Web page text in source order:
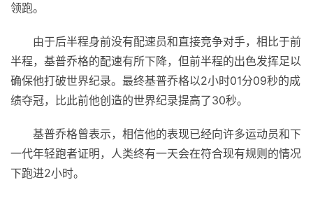
领跑。
由于后半程身前没有配速员和直接竞争对手，相比于前
半程，基普乔格的配速有所下降，但前半程的出色发挥足以
确保他打破世界纪录。最终基普乔格以2小时01分09秒的成
绩夺冠，比此前他创造的世界纪录提高了30秒。
基普乔格曾表示，相信他的表现已经向许多运动员和下
一代年轻跑者证明，人类终有一天会在符合现有规则的情况
下跑进2小时。